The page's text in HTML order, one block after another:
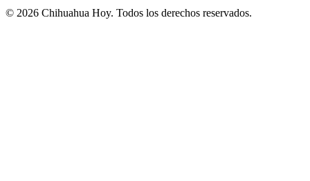
© 2026 Chihuahua Hoy. Todos los derechos reservados.